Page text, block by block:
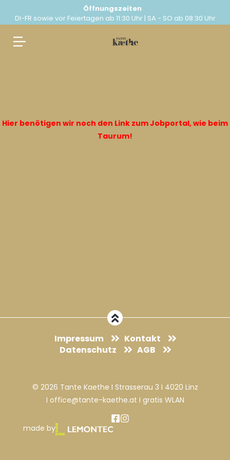
Öffnungszeiten
DI-FR sowie vor Feiertagen ab 11:30 Uhr | SA - SO ab 08:30 Uhr
Hier benötigen wir noch den Link zum Jobportal, wie beim
Taurum!
Impressum
Kontakt
Datenschutz
AGB
© 2026 Tante Kaethe I Strasserau 3 I 4020 Linz
I office@tante-kaethe.at I gratis WLAN
made by